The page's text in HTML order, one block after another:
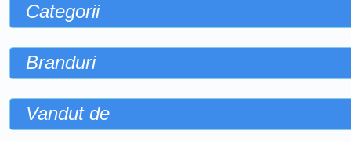
Categorii
Branduri
Vandut de